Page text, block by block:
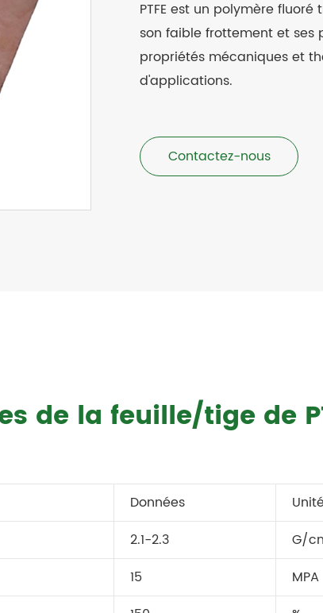
PTFE est un polymère
son faible frottement et ses
propriétés mécaniques et
d'applications.
Contactez-nous
de la feuille/tige de
Données
2.1-2.3
G/
15
MPA